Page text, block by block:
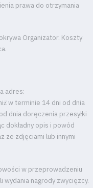
prawa do otrzymania
Organizator. Koszty
adres:
w terminie 14 dni od dnia
dnia doręczenia przesyłki
dokładny opis i powód
ze zdjęciami lub innymi
w przeprowadzeniu
wydania nagrody zwycięzcy.